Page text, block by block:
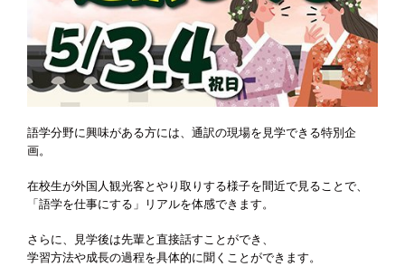
語学分野に興味がある方には、通訳の現場を見学できる特別企
画。
在校生が外国人観光客とやり取りする様子を間近で見ることで、
「語学を仕事にする」リアルを体感できます。
さらに、見学後は先輩と直接話すことができ、
学習方法や成長の過程を具体的に聞くことができます。